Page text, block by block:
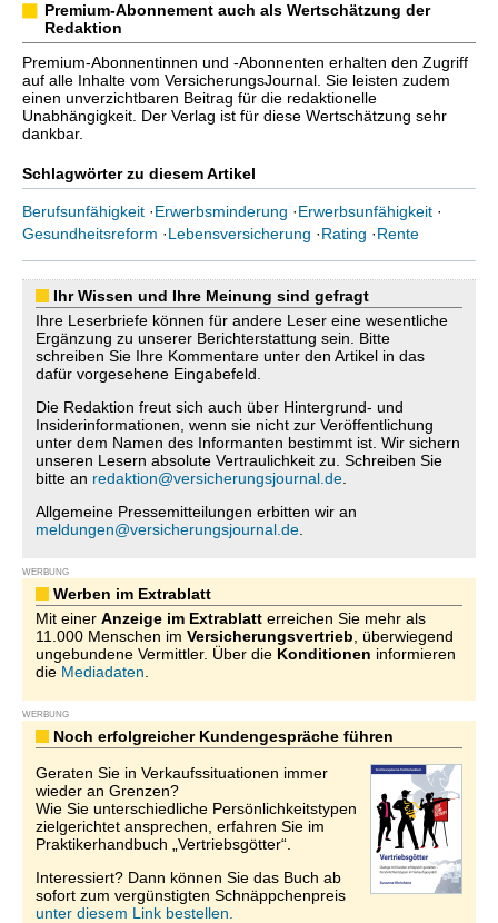
Premium-Abonnement auch als Wertschätzung der
Redaktion
Premium-Abonnentinnen und -Abonnenten erhalten den Zugriff
auf alle Inhalte vom VersicherungsJournal. Sie leisten zudem
einen unverzichtbaren Beitrag für die redaktionelle
Unabhängigkeit. Der Verlag ist für diese Wertschätzung sehr
dankbar.
Schlagwörter zu diesem Artikel
Berufsunfähigkeit ·Erwerbsminderung ·Erwerbsunfähigkeit ·
Gesundheitsreform ·Lebensversicherung ·Rating ·Rente
Ihr Wissen und Ihre Meinung sind gefragt
Ihre Leserbriefe können für andere Leser eine wesentliche
Ergänzung zu unserer Berichterstattung sein. Bitte
schreiben Sie Ihre Kommentare unter den Artikel in das
dafür vorgesehene Eingabefeld.
Die Redaktion freut sich auch über Hintergrund- und
Insiderinformationen, wenn sie nicht zur Veröffentlichung
unter dem Namen des Informanten bestimmt ist. Wir sichern
unseren Lesern absolute Vertraulichkeit zu. Schreiben Sie
bitte an redaktion@versicherungsjournal.de
Allgemeine Pressemitteilungen erbitten wir an
meldungen@versicherungsjournal.de
WERBUNG
Werben im Extrablatt
Mit einer Anzeige im Extrablatt erreichen Sie mehr als
11.000 Menschen im Versicherungsvertrieb , überwiegend
ungebundene Vermittler. Über die Konditionen informieren
die Mediadaten
WERBUNG
Noch erfolgreicher Kundengespräche führen
Geraten Sie in Verkaufssituationen immer
wieder an Grenzen?
Wie Sie unterschiedliche Persönlichkeitstypen
zielgerichtet ansprechen, erfahren Sie im
Praktikerhandbuch „Vertriebsgötter“.
Interessiert? Dann können Sie das Buch ab
sofort zum vergünstigten Schnäppchenpreis
unter diesem Link bestellen.